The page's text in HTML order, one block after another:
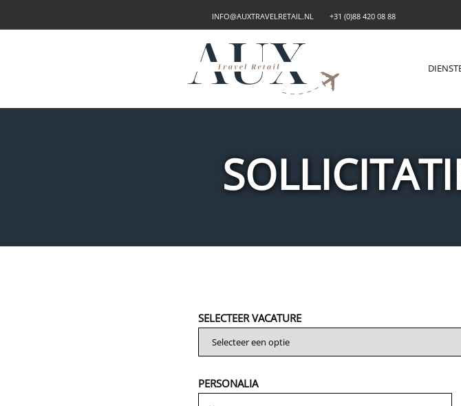
INFO@AUXTRAVELRETAIL.NL +31 (0)88 420 08 88
SELECTEER VACATURE
PERSONALIA